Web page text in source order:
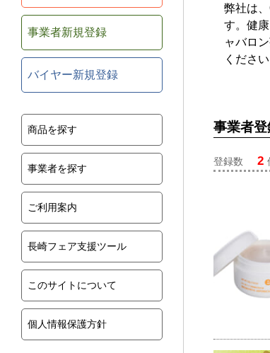
事業者新規登録
バイヤー新規登録
商品を探す
事業者を探す
ご利用案内
長崎フェア支援ツール
このサイトについて
個人情報保護方針
弊社は
す。健
ャバロ
ください
事業者
登録数 2